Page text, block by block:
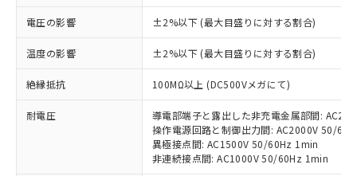
電圧の影響 ±2%以下 (最大目盛りに対する割合)
温度の影響 ±2%以下 (最大目盛りに対する割合)
絶縁抵抗 100MΩ以上 (DC500Vメガにて)
耐電圧
導電部端子と露出した非充電金属部間:
操作電源回路と制御出力間: AC2000V 50/
異極接点間: AC1500V 50/60Hz 1min
非連続接点間: AC1000V 50/60Hz 1min
ご利用条件
以下の条件をお読みいただき、同意のうえ
※1 対応状況
対応済み：EU RoHS指令（10物質）の
非含有に対応した製品が提供可能な商品で
す。
対応予定：EU RoHS指令（10物質）の非含
有に対応した製品に切り替える予定のある
対応予定なし：EU RoHS指令（10物質）の
非含有に非対応の商品で、対応品を出す予